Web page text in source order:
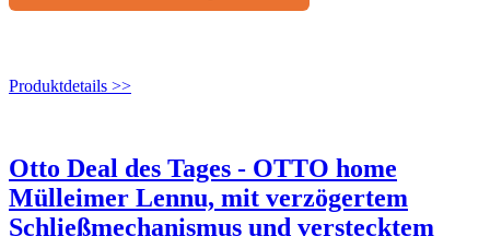
Produktdetails >>
Otto Deal des Tages - OTTO home
Mülleimer Lennu, mit verzögertem
Schließmechanismus und verstecktem